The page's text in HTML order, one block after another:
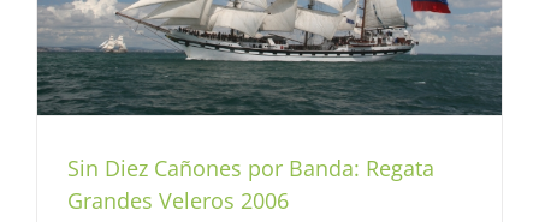
Sin Diez Cañones por Banda: Regata
Grandes Veleros 2006